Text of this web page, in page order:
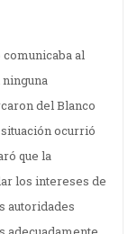
al
del Blanco
ocurrió
que la
los intereses de
autoridades